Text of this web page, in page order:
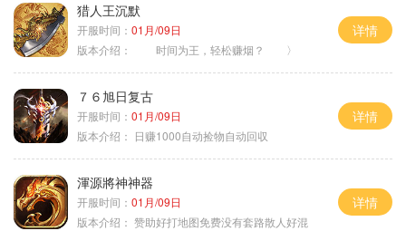
猎人王沉默
开服时间： 01月/09日
版本介绍：
时间为王，轻松赚烟？ 〉
详情
７６旭日复古
开服时间： 01月/09日
版本介绍： 日赚1000自动捡物自动回収
详情
渾源將神神器
开服时间： 01月/09日
版本介绍： 赞助好打地图免费没有套路散人好混
详情